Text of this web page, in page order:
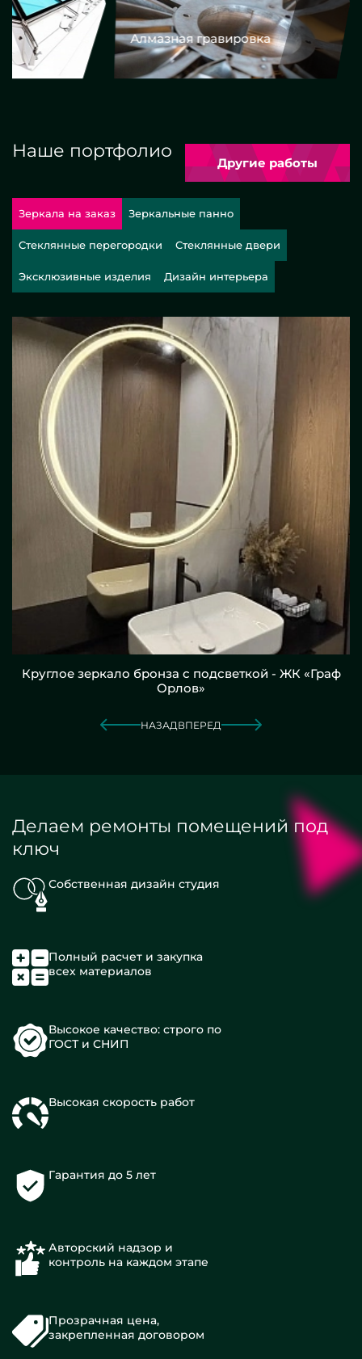
Алмазная гравировка
Наше портфолио
Другие работы
Зеркала на заказ Зеркальные панно
Стеклянные перегородки Стеклянные двери
Эксклюзивные изделия Дизайн интерьера
Круглое зеркало бронза с подсветкой - ЖК «Граф
Орлов»
НАЗАД ВПЕРЕД
Делаем ремонты помещений под
ключ
Собственная дизайн студия
Полный расчет и закупка
всех материалов
Высокое качество: строго по
ГОСТ и СНИП
Высокая скорость работ
Гарантия до 5 лет
Авторский надзор и
контроль на каждом этапе
Прозрачная цена,
закрепленная договором